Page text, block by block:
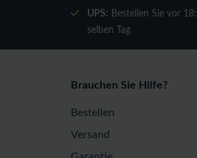
UPS: Bestellen Sie vor
selben Tag
Brauchen Sie Hilfe?
Bestellen
Versand